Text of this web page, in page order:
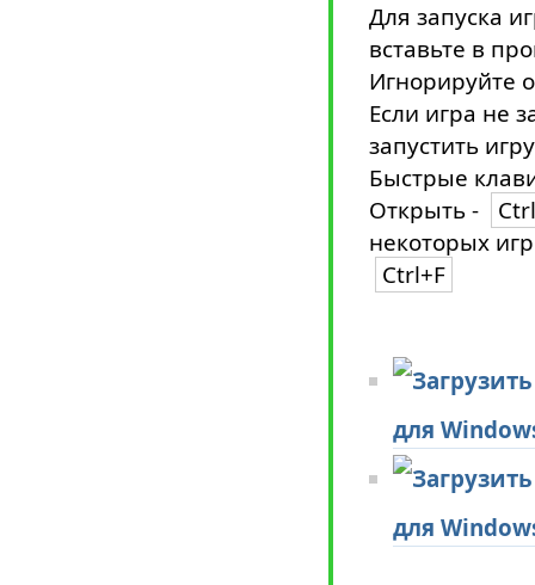
Для запуска
вставьте в
Игнорируйте
Если игра не
запустить
Быстрые
Открыть -
некоторых
Ctrl+F
для
для